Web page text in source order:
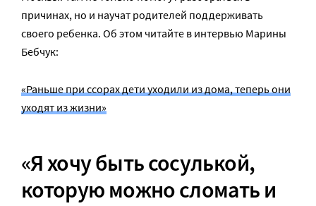
причинах, но и научат родителей поддерживать
своего ребенка. Об этом читайте в интервью Марины
Бебчук:
«Раньше при ссорах дети уходили из дома, теперь они
уходят из жизни»
«Я хочу быть сосулькой,
которую можно сломать и